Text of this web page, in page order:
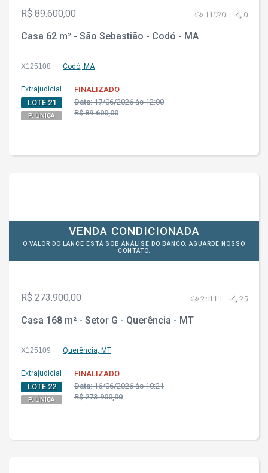
R$ 89.600,00 11020 0
Casa 62 m² - São Sebastião - Codó - MA
X125108 Codó, MA
Extrajudicial
LOTE 21
P. ÚNICA
FINALIZADO
Data:17/06/2026 às 12:00
R$ 89.600,00
VENDA CONDICIONADA
O VALOR DO LANCE ESTÁ SOB ANÁLISE DO BANCO. AGUARDE NOSSO
CONTATO.
R$ 273.900,00 24111 25
Casa 168 m² - Setor G - Querência - MT
X125109 Querência, MT
Extrajudicial
LOTE 22
P. ÚNICA
FINALIZADO
Data:16/06/2026 às 10:21
R$ 273.900,00